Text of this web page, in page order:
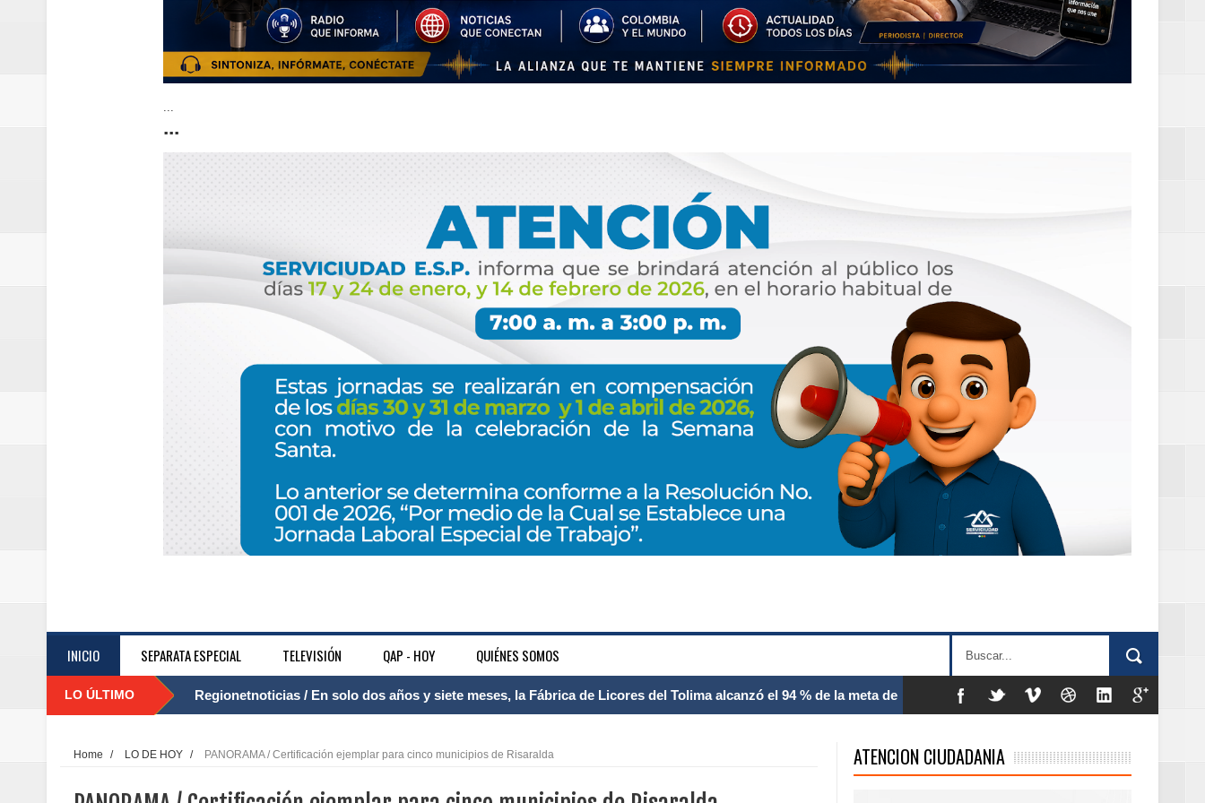
...
...
INICIO SEPARATA ESPECIAL TELEVISIÓN QAP - HOY QUIÉNES SOMOS
LO ÚLTIMO Regionetnoticias / El Aeropuerto Internacional Matecaña fortalece su conectividad con una nueva frecuencia
Home / LO DE HOY / PANORAMA / Certificación ejemplar para cinco municipios de Risaralda ATENCION CIUDADANIA